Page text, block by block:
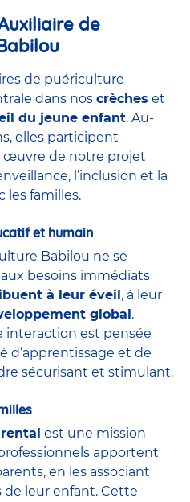
de
de puériculture
dans nos crèches et
du jeune enfant. Au-
elles participent
œuvre de notre projet
l’inclusion et la
les familles.
et humain
Babilou ne se
besoins immédiats
à leur éveil , à leur
global .
interaction est pensée
et de
sécurisant et stimulant.
est une mission
apportent
en les associant
leur enfant. Cette